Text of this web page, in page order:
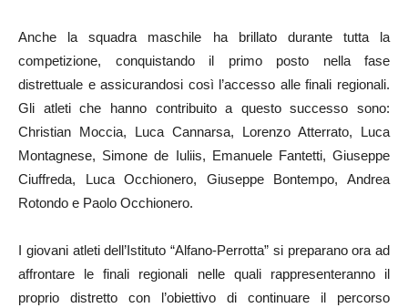
Anche la squadra maschile ha brillato durante tutta la
competizione, conquistando il primo posto nella fase
distrettuale e assicurandosi così l’accesso alle finali regionali.
Gli atleti che hanno contribuito a questo successo sono:
Christian Moccia, Luca Cannarsa, Lorenzo Atterrato, Luca
Montagnese, Simone de Iuliis, Emanuele Fantetti, Giuseppe
Ciuffreda, Luca Occhionero, Giuseppe Bontempo, Andrea
Rotondo e Paolo Occhionero.
I giovani atleti dell’Istituto “Alfano-Perrotta” si preparano ora ad
affrontare le finali regionali nelle quali rappresenteranno il
proprio distretto con l’obiettivo di continuare il percorso